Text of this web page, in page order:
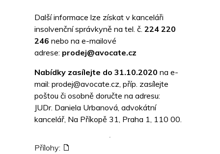
Další informace lze získat v kanceláři
insolvenční správkyně na tel. č. 224 220
246 nebo na e-mailové
adrese: prodej@avocate.cz
Nabídky zasílejte do 31.10.2020 na e-
mail: prodej@avocate.cz, příp. zasílejte
poštou či osobně doručte na adresu:
JUDr. Daniela Urbanová, advokátní
kancelář, Na Příkopě 31, Praha 1, 110 00.
Přílohy: